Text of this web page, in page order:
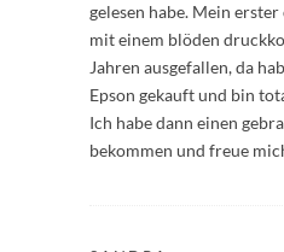
gelesen habe. Mein
mit einem blöden
Jahren ausgefallen, da
Epson gekauft und bin
Ich habe dann einen
bekommen und freue